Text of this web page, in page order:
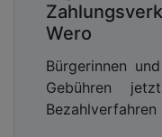
Wero
Bürgerinnen
Gebühren
Bezahlverfahren